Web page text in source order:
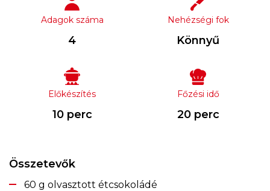
Adagok száma
4
Nehézségi fok
Könnyű
Előkészítés
10 perc
Főzési idő
20 perc
Összetevők
60 g olvasztott étcsokoládé